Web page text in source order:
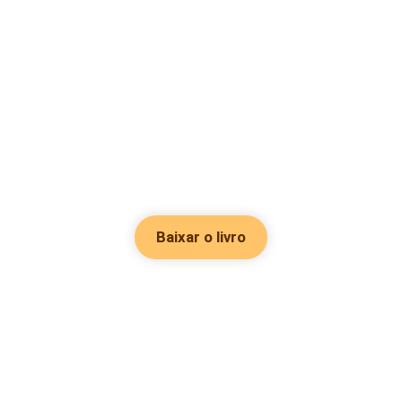
Baixar o livro